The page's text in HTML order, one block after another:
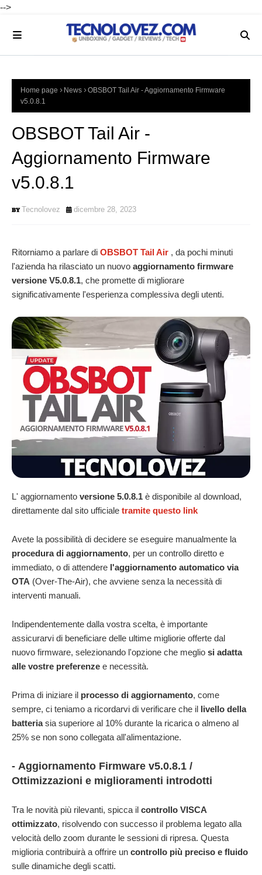
-->
Home page News
OBSBOT Tail Air - Aggiornamento Firmware
v5.0.8.1
OBSBOT Tail Air -
Aggiornamento Firmware
v5.0.8.1
Tecnolovez dicembre 28, 2023
Ritorniamo a parlare di OBSBOT Tail Air , da pochi minuti
l'azienda ha rilasciato un nuovo aggiornamento firmware
versione V5.0.8.1, che promette di migliorare
significativamente l'esperienza complessiva degli utenti.
L' aggiornamento versione 5.0.8.1 è disponibile al download,
direttamente dal sito ufficiale tramite questo link
Avete la possibilità di decidere se eseguire manualmente la
procedura di aggiornamento, per un controllo diretto e
immediato, o di attendere l'aggiornamento automatico via
OTA (Over-The-Air), che avviene senza la necessità di
interventi manuali.
Indipendentemente dalla vostra scelta, è importante
assicurarvi di beneficiare delle ultime migliorie offerte dal
nuovo firmware, selezionando l'opzione che meglio si adatta
alle vostre preferenze e necessità.
Prima di iniziare il processo di aggiornamento, come
sempre, ci teniamo a ricordarvi di verificare che il livello della
batteriasia superiore al 10% durante la ricarica o almeno al
25% se non sono collegata all'alimentazione.
- Aggiornamento Firmware v5.0.8.1 /
Ottimizzazioni e miglioramenti introdotti
Tra le novità più rilevanti, spicca il controllo VISCA
ottimizzato, risolvendo con successo il problema legato alla
velocità dello zoom durante le sessioni di ripresa. Questa
miglioria contribuirà a offrire un controllo più preciso e fluido
sulle dinamiche degli scatti.